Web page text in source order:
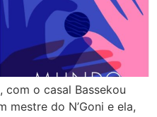
com o casal Bassekou
mestre do N’Goni e ela,